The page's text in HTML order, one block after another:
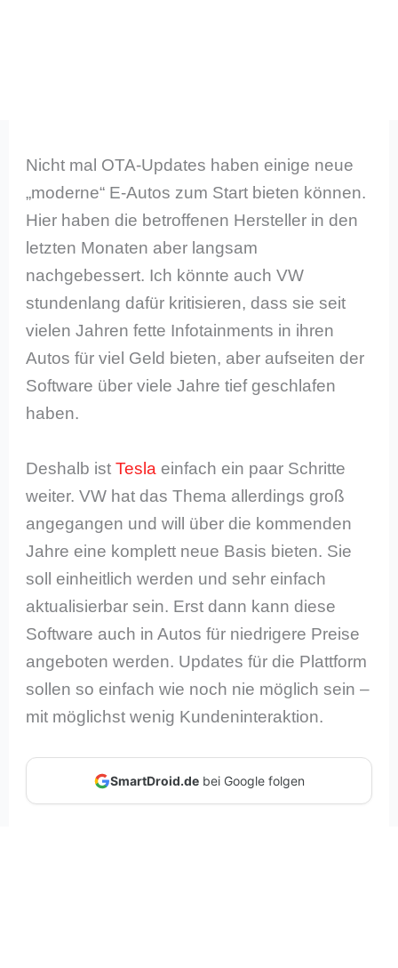
Nicht mal OTA-Updates haben einige neue
„moderne“ E-Autos zum Start bieten können.
Hier haben die betroffenen Hersteller in den
letzten Monaten aber langsam
nachgebessert. Ich könnte auch VW
stundenlang dafür kritisieren, dass sie seit
vielen Jahren fette Infotainments in ihren
Autos für viel Geld bieten, aber aufseiten der
Software über viele Jahre tief geschlafen
haben.
Deshalb istTesla einfach ein paar Schritte
weiter. VW hat das Thema allerdings groß
angegangen und will über die kommenden
Jahre eine komplett neue Basis bieten. Sie
soll einheitlich werden und sehr einfach
aktualisierbar sein. Erst dann kann diese
Software auch in Autos für niedrigere Preise
angeboten werden. Updates für die Plattform
sollen so einfach wie noch nie möglich sein –
mit möglichst wenig Kundeninteraktion.
SmartDroid.debei Google folgen